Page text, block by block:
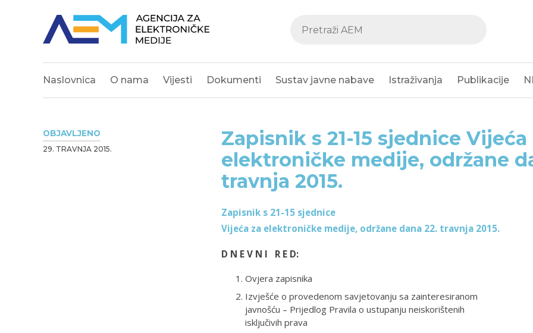
Naslovnica O nama Vijesti Dokumenti Sustav javne nabave Istraživanja Publikacije
OBJAVLJENO
29. TRAVNJA 2015.
Zapisnik s 21-15 sjednice Vijeća
elektroničke medije, održane
travnja 2015.
Zapisnik s 21-15 sjednice
Vijeća za elektroničke medije, održane dana 22. travnja 2015.
D N E V N I R E D:
Ovjera zapisnika
Izvješće o provedenom savjetovanju sa zainteresiranom
javnošću – Prijedlog Pravila o ustupanju neiskorištenih
isključivih prava